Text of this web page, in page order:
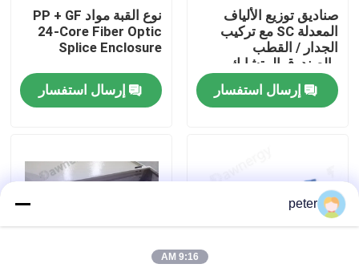
جولة في المعمل
مراقبة الجودة
اتصل بنا
حالات
صناديق توزيع الألياف
المعدلة SC مع تركيب
الجدار / القطب
والصندوق المتشابك
إرسال استفسار
نوع القبة مواد PP + GF
24-Core Fiber Optic
Splice Enclosure
إرسال استفسار
peter
9:16 AM